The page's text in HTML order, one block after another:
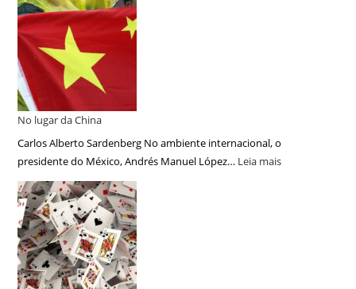
No lugar da China
Carlos Alberto Sardenberg No ambiente internacional, o
presidente do México, Andrés Manuel López… Leia mais